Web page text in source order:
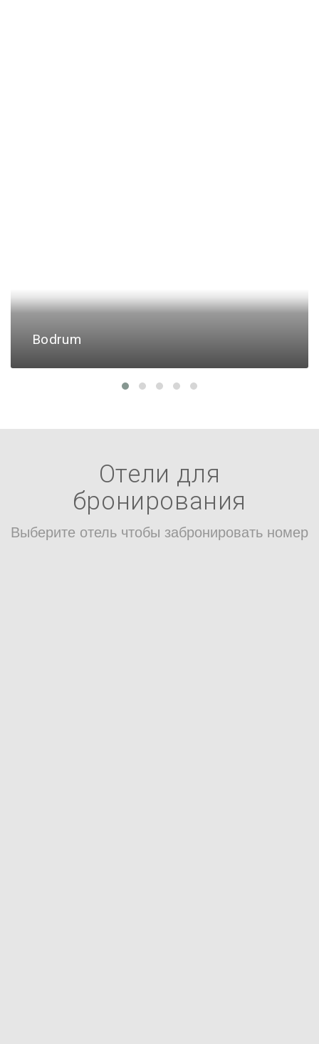
Bodrum
Отели для
бронирования
Выберите отель чтобы забронировать номер